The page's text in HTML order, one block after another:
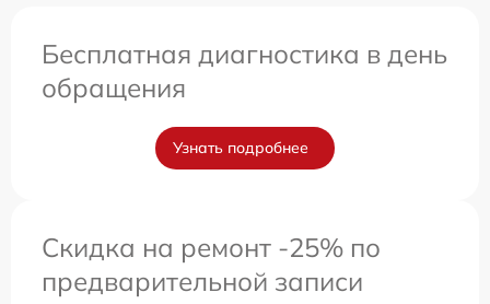
Бесплатная диагностика в день
обращения
Узнать подробнее
Скидка на ремонт -25% по
предварительной записи